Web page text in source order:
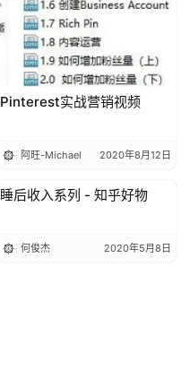
Pinterest实战营销视频
阿旺-Michael 2020年8月12日
出海头条
睡后收入系列 - 知乎好物
何俊杰 2020年5月8日